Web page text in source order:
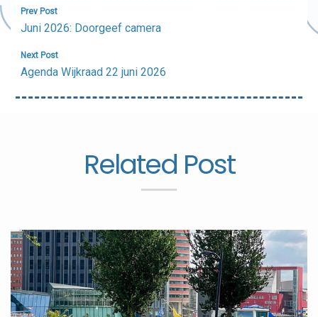
Bericht
navigatie
Prev Post
Juni 2026: Doorgeef camera
Next Post
Agenda Wijkraad 22 juni 2026
Related Post